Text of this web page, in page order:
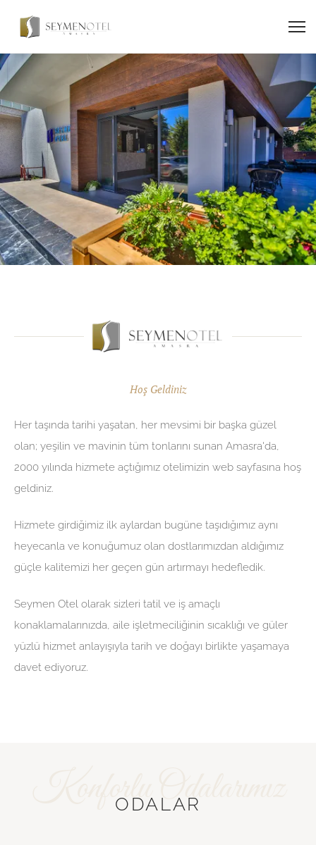
Hoş Geldiniz
Her taşında tarihi yaşatan, her mevsimi bir başka güzel
olan; yeşilin ve mavinin tüm tonlarını sunan Amasra'da,
2000 yılında hizmete açtığımız otelimizin web sayfasına hoş
geldiniz.
Hizmete girdiğimiz ilk aylardan bugüne taşıdığımız aynı
heyecanla ve konuğumuz olan dostlarımızdan aldığımız
güçle kalitemizi her geçen gün artırmayı hedefledik.
Seymen Otel olarak sizleri tatil ve iş amaçlı
konaklamalarınızda, aile işletmeciliğinin sıcaklığı ve güler
yüzlü hizmet anlayışıyla tarih ve doğayı birlikte yaşamaya
davet ediyoruz.
ODALAR